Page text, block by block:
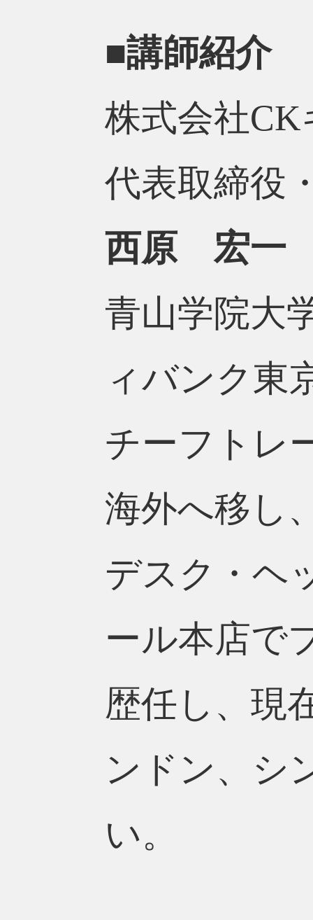
■講師紹介
株式会社
代表取締役
西原 宏一
青山学院大
ィバンク東
チーフトレ
海外へ移し
デスク・ヘ
ール本店で
歴任し、現
ンドン、シ
い。